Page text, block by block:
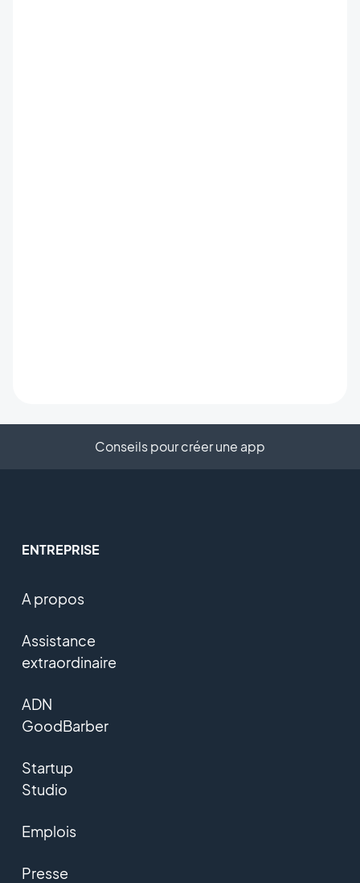
Conseils pour créer une app
ENTREPRISE
A propos
Assistance
extraordinaire
ADN
GoodBarber
Startup
Studio
Emplois
Presse